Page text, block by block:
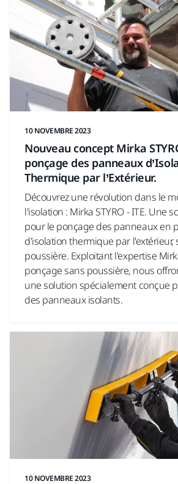
10 NOVEMBRE 2023
Nouveau concept Mirka
ponçage des panneaux
Thermique par l’Extérieur.
Découvrez une révolution dans le
l'isolation : Mirka STYRO - ITE. Une
pour le ponçage des panneaux en
d'isolation thermique par l'extérieur,
poussière. Exploitant l'expertise
ponçage sans poussière, nous
une solution spécialement conçue
des panneaux isolants.
10 NOVEMBRE 2023